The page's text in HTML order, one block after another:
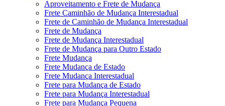
Aproveitamento e Frete de Mudança
Frete Caminhão de Mudança Interestadual
Frete de Caminhão de Mudança Interestadual
Frete de Mudança
Frete de Mudança Interestadual
Frete de Mudança para Outro Estado
Frete Mudança
Frete Mudança de Estado
Frete Mudança Interestadual
Frete para Mudança de Estado
Frete para Mudança Interestadual
Frete para Mudança Pequena